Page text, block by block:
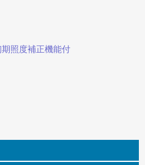
照度補正機能付